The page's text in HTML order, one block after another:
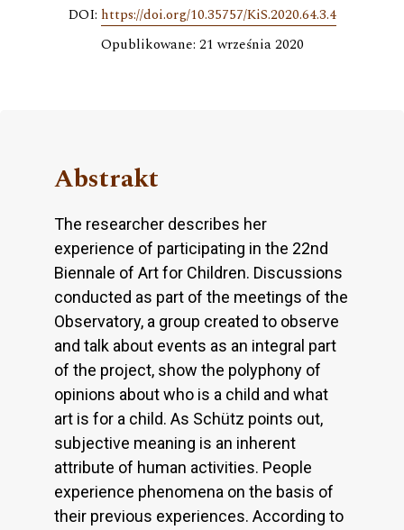
DOI: https://doi.org/10.35757/KiS.2020.64.3.4
Opublikowane: 21 września 2020
Abstrakt
The researcher describes her
experience of participating in the 22nd
Biennale of Art for Children. Discussions
conducted as part of the meetings of the
Observatory, a group created to observe
and talk about events as an integral part
of the project, show the polyphony of
opinions about who is a child and what
art is for a child. As Schütz points out,
subjective meaning is an inherent
attribute of human activities. People
experience phenomena on the basis of
their previous experiences. According to